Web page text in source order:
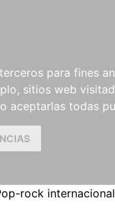
para fines
sitios web
aceptarlas todas
Y EDICIONES
rock internacional